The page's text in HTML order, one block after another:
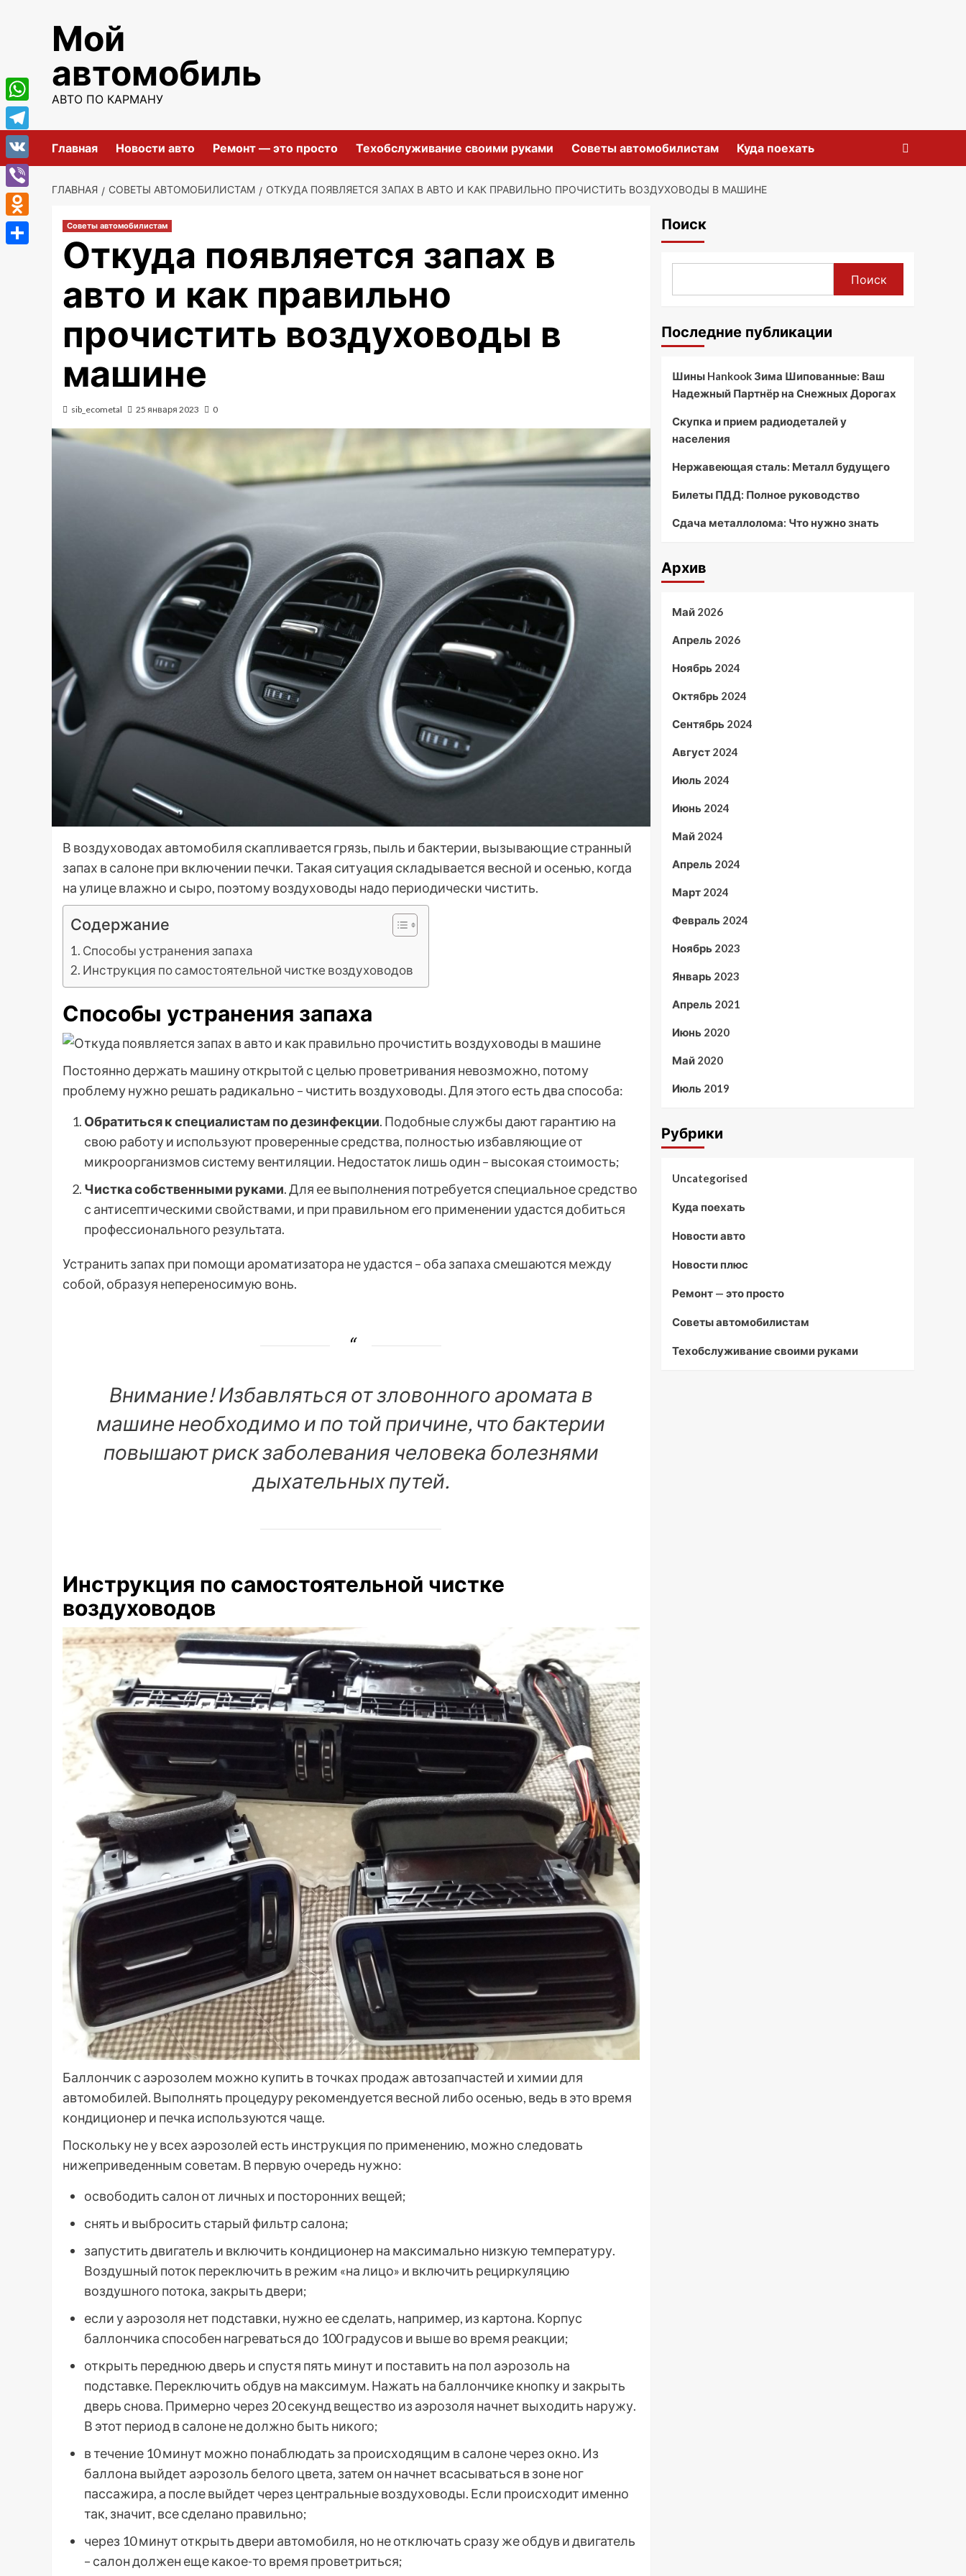
содержимомуМой
автомобиль
АВТО ПО КАРМАНУ
Главная Новости авто Ремонт — это просто Техобслуживание своими руками Советы автомобилистам Куда поехать
ГЛАВНАЯ СОВЕТЫ АВТОМОБИЛИСТАМ ОТКУДА ПОЯВЛЯЕТСЯ ЗАПАХ В АВТО И КАК ПРАВИЛЬНО ПРОЧИСТИТЬ ВОЗДУХОВОДЫ В МАШИНЕ
Советы автомобилистам
Откуда появляется запах в
авто и как правильно
прочистить воздуховоды в
машине
sib_ecometal 25 января 2023 0
В воздуховодах автомобиля скапливается грязь, пыль и бактерии, вызывающие странный
запах в салоне при включении печки. Такая ситуация складывается весной и осенью, когда
на улице влажно и сыро, поэтому воздуховоды надо периодически чистить.
Содержание
Способы устранения запаха
Инструкция по самостоятельной чистке воздуховодов
Способы устранения запаха
Постоянно держать машину открытой с целью проветривания невозможно, потому
проблему нужно решать радикально – чистить воздуховоды. Для этого есть два способа:
Обратиться к специалистам по дезинфекции. Подобные службы дают гарантию на
свою работу и используют проверенные средства, полностью избавляющие от
микроорганизмов систему вентиляции. Недостаток лишь один – высокая стоимость;
Чистка собственными руками. Для ее выполнения потребуется специальное средство
с антисептическими свойствами, и при правильном его применении удастся добиться
профессионального результата.
Устранить запах при помощи ароматизатора не удастся – оба запаха смешаются между
собой, образуя непереносимую вонь.
Внимание! Избавляться от зловонного аромата в
машине необходимо и по той причине, что бактерии
повышают риск заболевания человека болезнями
дыхательных путей.
Инструкция по самостоятельной чистке
воздуховодов
Баллончик с аэрозолем можно купить в точках продаж автозапчастей и химии для
автомобилей. Выполнять процедуру рекомендуется весной либо осенью, ведь в это время
кондиционер и печка используются чаще.
Поскольку не у всех аэрозолей есть инструкция по применению, можно следовать
нижеприведенным советам. В первую очередь нужно:
освободить салон от личных и посторонних вещей;
снять и выбросить старый фильтр салона;
запустить двигатель и включить кондиционер на максимально низкую температуру.
Воздушный поток переключить в режим «на лицо» и включить рециркуляцию
воздушного потока, закрыть двери;
если у аэрозоля нет подставки, нужно ее сделать, например, из картона. Корпус
баллончика способен нагреваться до 100 градусов и выше во время реакции;
открыть переднюю дверь и спустя пять минут и поставить на пол аэрозоль на
подставке. Переключить обдув на максимум. Нажать на баллончике кнопку и закрыть
дверь снова. Примерно через 20 секунд вещество из аэрозоля начнет выходить наружу.
В этот период в салоне не должно быть никого;
в течение 10 минут можно понаблюдать за происходящим в салоне через окно. Из
баллона выйдет аэрозоль белого цвета, затем он начнет всасываться в зоне ног
пассажира, а после выйдет через центральные воздуховоды. Если происходит именно
так, значит, все сделано правильно;
через 10 минут открыть двери автомобиля, но не отключать сразу же обдув и двигатель
– салон должен еще какое-то время проветриться;
Поиск
Поиск
Последние публикации
Шины Hankook Зима Шипованные: Ваш
Надежный Партнёр на Снежных Дорогах
Скупка и прием радиодеталей у
населения
Нержавеющая сталь: Металл будущего
Билеты ПДД: Полное руководство
Сдача металлолома: Что нужно знать
Архив
Май 2026
Апрель 2026
Ноябрь 2024
Октябрь 2024
Сентябрь 2024
Август 2024
Июль 2024
Июнь 2024
Май 2024
Апрель 2024
Март 2024
Февраль 2024
Ноябрь 2023
Январь 2023
Апрель 2021
Июнь 2020
Май 2020
Июль 2019
Рубрики
Uncategorised
Куда поехать
Новости авто
Новости плюс
Ремонт — это просто
Советы автомобилистам
Техобслуживание своими руками
WhatsApp
Telegram
VK
Viber
Odnoklassniki
Отправить